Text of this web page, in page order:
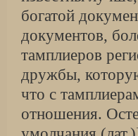
богатой
документов,
тамплиеров
дружбы,
что с
отношения.